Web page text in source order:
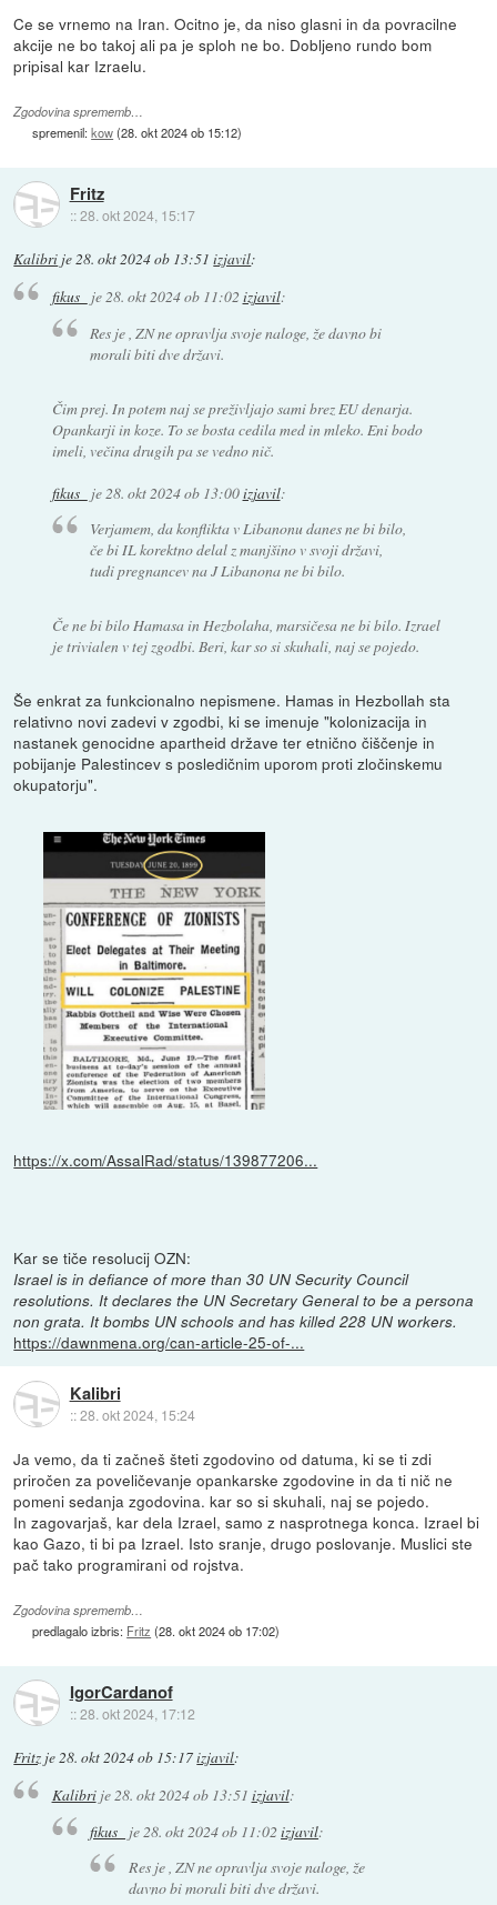
Ce se vrnemo na Iran. Ocitno je, da niso glasni in da povracilne
akcije ne bo takoj ali pa je sploh ne bo. Dobljeno rundo bom
pripisal kar Izraelu.
Zgodovina sprememb…
spremenil:kow(28. okt 2024 ob 15:12)
Fritz
::28. okt 2024, 15:17
Kalibri je28. okt 2024 ob 13:51 izjavil:
fikus_ je28. okt 2024 ob 11:02 izjavil:
Res je , ZN ne opravlja svoje naloge, že davno bi
morali biti dve državi.
Čim prej. In potem naj se preživljajo sami brez EU denarja.
Opankarji in koze. To se bosta cedila med in mleko. Eni bodo
imeli, večina drugih pa se vedno nič.
fikus_ je 28. okt 2024 ob 13:00izjavil:
Verjamem, da konflikta v Libanonu danes ne bi bilo,
če bi IL korektno delal z manjšino v svoji državi,
tudi pregnancev na J Libanona ne bi bilo.
Če ne bi bilo Hamasa in Hezbolaha, marsičesa ne bi bilo. Izrael
je trivialen v tej zgodbi. Beri, kar so si skuhali, naj se pojedo.
Še enkrat za funkcionalno nepismene. Hamas in Hezbollah sta
relativno novi zadevi v zgodbi, ki se imenuje "kolonizacija in
nastanek genocidne apartheid države ter etnično čiščenje in
pobijanje Palestincev s posledičnim uporom proti zločinskemu
okupatorju".
https://x.com/AssalRad/status/139877206...
Kar se tiče resolucij OZN:
Israel is in defiance of more than 30 UN Security Council
resolutions. It declares the UN Secretary General to be a persona
non grata. It bombs UN schools and has killed 228 UN workers.
https://dawnmena.org/can-article-25-of-...
Kalibri
::28. okt 2024, 15:24
Ja vemo, da ti začneš šteti zgodovino od datuma, ki se ti zdi
priročen za poveličevanje opankarske zgodovine in da ti nič ne
pomeni sedanja zgodovina. kar so si skuhali, naj se pojedo.
In zagovarjaš, kar dela Izrael, samo z nasprotnega konca. Izrael bi
kao Gazo, ti bi pa Izrael. Isto sranje, drugo poslovanje. Muslici ste
pač tako programirani od rojstva.
Zgodovina sprememb…
predlagalo izbris: Fritz (28. okt 2024 ob 17:02)
IgorCardanof
::28. okt 2024, 17:12
Fritz je28. okt 2024 ob 15:17izjavil:
Kalibrije28. okt 2024 ob 13:51 izjavil:
fikus_ je 28. okt 2024 ob 11:02izjavil:
Res je , ZN ne opravlja svoje naloge, že
davno bi morali biti dve državi.